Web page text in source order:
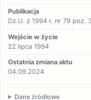
Publikacja
Dz.U. z 1994 r. nr 79 poz.
Wejście w życie
22 lipca 1994
Ostatnia zmiana aktu
04.09.2024
Dane źródłowe